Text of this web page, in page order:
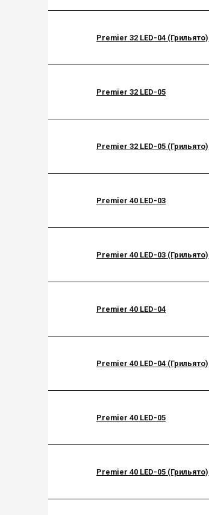
Premier 32 LED-04 (Грильято)
Premier 32 LED-05
Premier 32 LED-05 (Грильято)
Premier 40 LED-03
Premier 40 LED-03 (Грильято)
Premier 40 LED-04
Premier 40 LED-04 (Грильято)
Premier 40 LED-05
Premier 40 LED-05 (Грильято)